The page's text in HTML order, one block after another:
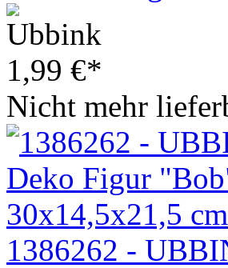
1,99 €*
Nicht mehr
1386262 -